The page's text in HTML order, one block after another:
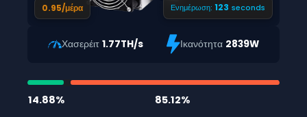
0.95/μέρα Ενημέρωση: 122 seconds
Χασερέιτ 1.77TH/s Ικανότητα 2839W
14.88% 85.12%